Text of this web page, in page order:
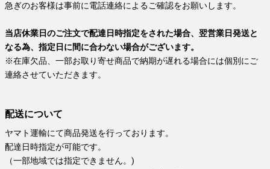
急ぎのお客様は事前に電話連絡によるご確認をお願いします。
当店休業日のご注文で配達日時指定をされた場合、翌営業日発送と
なる為、指定日に間に合わない場合がございます。
※在庫欠品、一部お取り寄せ商品で納期が遅れる場合には個別にご
連絡させていただきます。
配送について
ヤマト運輸にて商品発送を行っております。
配達日時指定が可能です。
（一部地域では指定できません。)